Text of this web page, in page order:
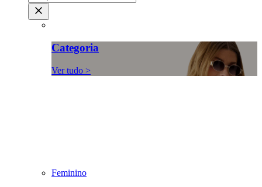
Categoria
Ver tudo >
Feminino